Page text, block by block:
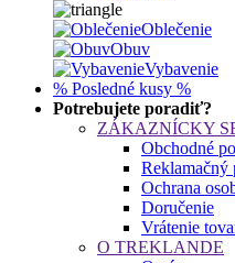
Oblečenie
Obuv
Vybavenie
% Posledné kusy %
Potrebujete poradiť?
ZÁKAZNÍCKY
Obchodné
Reklamačný
Ochrana
Doručenie
Vrátenie
O TREKLANDE